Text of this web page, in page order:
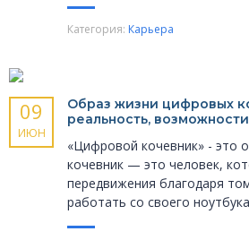
Категория: Карьера
09
ИЮН
Образ жизни цифровых
реальность,
«Цифровой кочевник» - это
кочевник — это человек,
передвижения благодаря
работать со своего